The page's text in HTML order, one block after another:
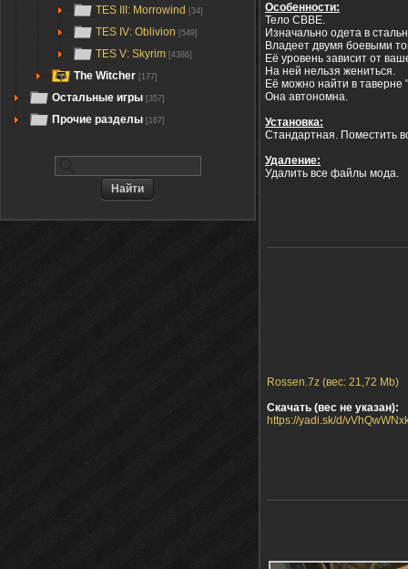
TES III: Morrowind [34]
TES IV: Oblivion [549]
TES V: Skyrim [4386]
The Witcher [177]
Остальные игры [357]
Прочие разделы [167]
Особенности:
Тело CBBE.
Изначально одета в
Владеет двумя боевыми
Её уровень зависит от
На ней нельзя жениться.
Её можно найти в таверне
Она автономна.
Установка:
Стандартная. Поместить
Удаление:
Удалить все файлы мода.
Rossen.7z (вес: 21,72 Mb)
Скачать (вес не указан):
https://yadi.sk/d/